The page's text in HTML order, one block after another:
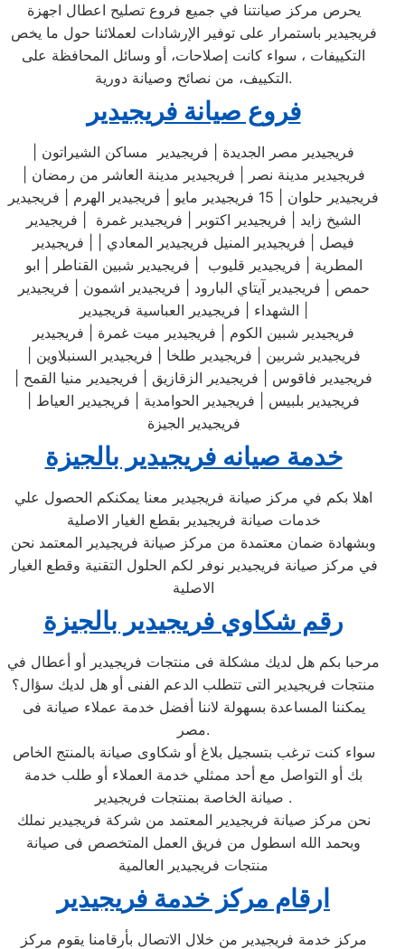
يحرص مركز صيانتنا في جميع فروع تصليح اعطال اجهزة
فريجيدير باستمرار على توفير الإرشادات لعملائنا حول ما يخص
التكييفات ، سواء كانت إصلاحات، أو وسائل المحافظة على
التكييف، من نصائح وصيانة دورية.
فروع صيانة فريجيدير
فريجيدير مصر الجديدة | فريجيدير مساكن الشيراتون |
فريجيدير مدينة نصر | فريجيدير مدينة العاشر من رمضان |
فريجيدير حلوان | 15 فريجيدير مايو | فريجيدير الهرم | فريجيدير
الشيخ زايد | فريجيدير اكتوبر | فريجيدير غمرة | فريجيدير
فيصل | فريجيدير المنيل فريجيدير المعادي | | فريجيدير
المطرية | فريجيدير قليوب | فريجيدير شبين القناطر | ابو
حمص | فريجيدير آيتاي البارود | فريجيدير اشمون | فريجيدير
فريجيدير شبين الكوم | فريجيدير ميت غمرة | فريجيدير
فريجيدير شربين | فريجيدير طلخا | فريجيدير السنبلاوين |
فريجيدير فاقوس | فريجيدير الزقازيق | فريجيدير منيا القمح |
فريجيدير بلبيس | فريجيدير الحوامدية | فريجيدير العياط |
فريجيدير الجيزة
خدمة صيانه فريجيدير بالجيزة
اهلا بكم في مركز صيانة فريجيدير معنا يمكنكم الحصول علي
خدمات صيانة فريجيدير بقطع الغيار الاصلية
وبشهادة ضمان معتمدة من مركز صيانة فريجيدير المعتمد نحن
في مركز صيانة فريجيدير نوفر لكم الحلول التقنية وقطع الغيار
الاصلية
رقم شكاوي فريجيدير بالجيزة
مرحبا بكم هل لديك مشكلة فى منتجات فريجيدير أو أعطال في
منتجات فريجيدير التى تتطلب الدعم الفنى أو هل لديك سؤال؟
يمكننا المساعدة بسهولة لاننا أفضل خدمة عملاء صيانة فى
مصر.
سواء كنت ترغب بتسجيل بلاغ أو شكاوى صيانة بالمنتج الخاص
بك أو التواصل مع أحد ممثلي خدمة العملاء أو طلب خدمة
صيانة الخاصة بمنتجات فريجيدير .
نحن مركز صيانة فريجيدير المعتمد من شركة فريجيدير نملك
وبحمد الله اسطول من فريق العمل المتخصص فى صيانة
منتجات فريجيدير العالمية
ارقام مركز خدمة فريجيدير
مركز خدمة فريجيدير من خلال الاتصال بأرقامنا يقوم مركز